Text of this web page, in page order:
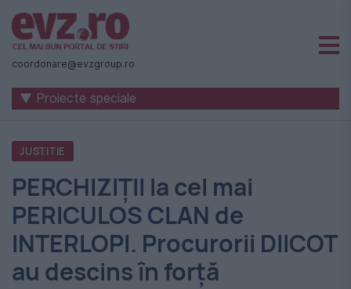
Știri
naționale
internaționale
România
-
Evenimentul
Zilei
coordonare@evzgroup.ro
▼ Proiecte speciale
JUSTITIE
PERCHIZIŢII la cel mai
PERICULOS CLAN de
INTERLOPI. Procurorii DIICOT
au descins în forţă